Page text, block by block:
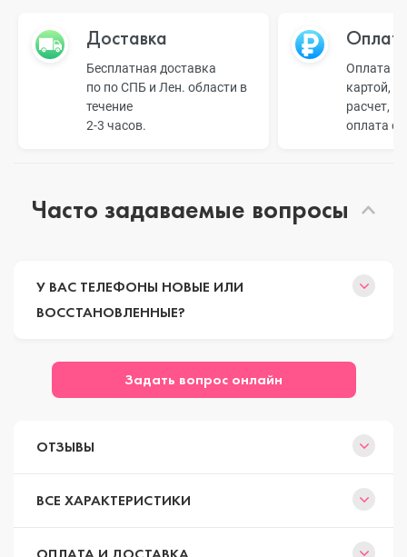
Доставка
Бесплатная доставка
по по СПБ и Лен. области в
течение
2-3 часов.
Оплата
картой,
расчет,
оплата
Часто задаваемые вопросы
У ВАС ТЕЛЕФОНЫ НОВЫЕ ИЛИ
ВОССТАНОВЛЕННЫЕ?
Задать вопрос онлайн
ОТЗЫВЫ
ВСЕ ХАРАКТЕРИСТИКИ